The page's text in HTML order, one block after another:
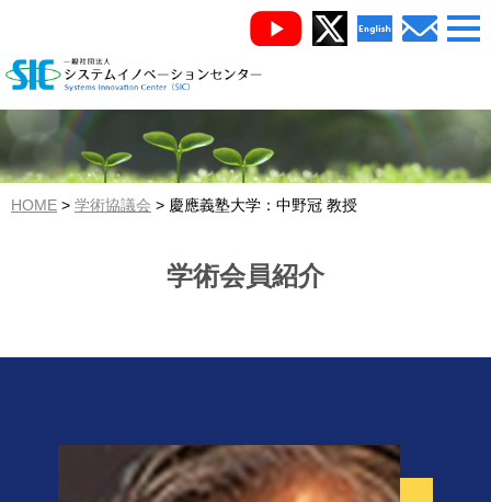
HOME 学術協議会 慶應義塾大学：中野冠 教授
学術会員紹介